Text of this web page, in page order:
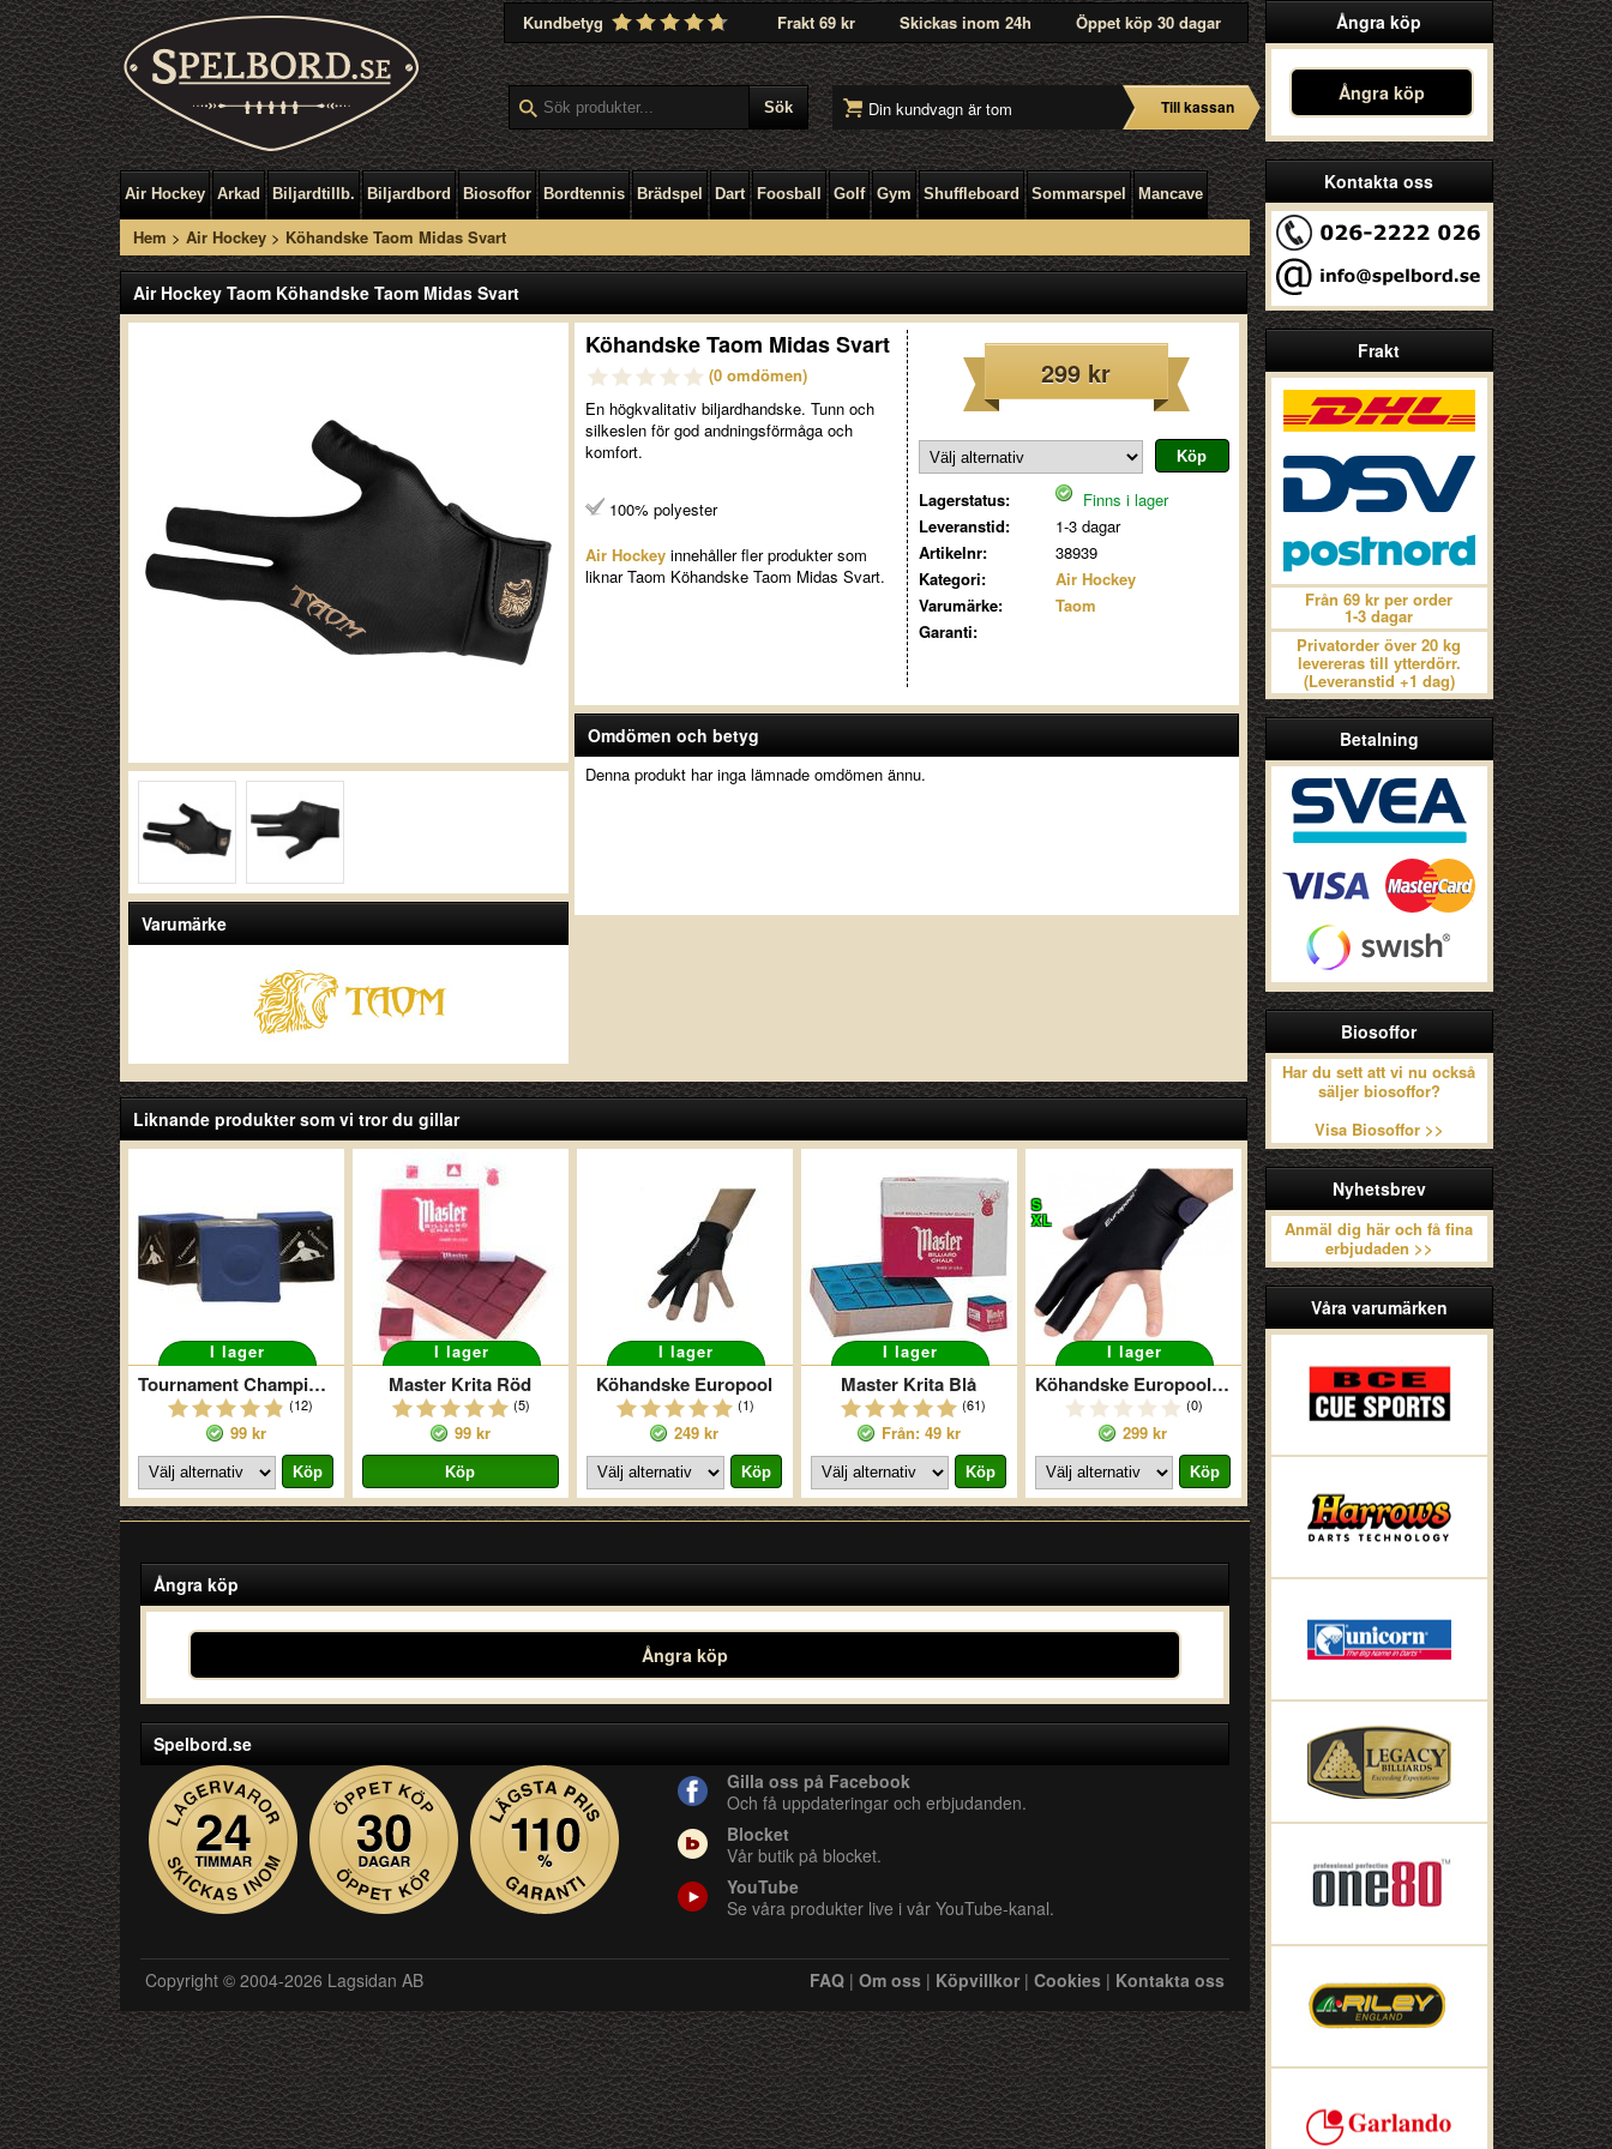
Kundbetyg Frakt 69 kr Skickas inom 24h Öppet köp 30 dagar
Din kundvagn är tom Till kassan
Air Hockey Arkad Biljardtillb. Biljardbord Biosoffor Bordtennis Brädspel Dart Foosball Golf Gym Shuffleboard Sommarspel Mancave
Hem > Air Hockey> Köhandske Taom Midas Svart
Ångra köp
Ångra köp
Kontakta oss
Frakt
Från 69 kr per order
1-3 dagar
Privatorder över 20 kg
levereras till ytterdörr.
(Leveranstid +1 dag)
Betalning
Biosoffor
Har du sett att vi nu också
säljer biosoffor?
Visa Biosoffor >>
Nyhetsbrev
Anmäl dig här och få fina
erbjudaden >>
Våra varumärken
Air Hockey Taom Köhandske Taom Midas Svart
Varumärke
299 kr
Lagerstatus:
Finns i lager
Leveranstid:
1-3 dagar
Artikelnr:
38939
Kategori:
Air Hockey
Varumärke:
Taom
Garanti:
Köhandske Taom Midas Svart
(0 omdömen)
En högkvalitativ biljardhandske. Tunn och
silkeslen för god andningsförmåga och
komfort.
100% polyester
Air Hockeyinnehåller fler produkter som
liknar Taom Köhandske Taom Midas Svart.
Omdömen och betyg
Denna produkt har inga lämnade omdömen ännu.
Liknande produkter som vi tror du gillar
I lager
Tournament Champion Krita 12-pack
(12)
99 kr
I lager
Master Krita Röd
(5)
99 kr
I lager
Köhandske Europool
(1)
249 kr
I lager
Master Krita Blå
(61)
Från: 49 kr
S
XL
I lager
Köhandske Europool 3 Höger
(0)
299 kr
Ångra köp
Ångra köp
Spelbord.se
Gilla oss på Facebook
Och få uppdateringar och erbjudanden.
Blocket
Vår butik på blocket.
YouTube
Se våra produkter live i vår YouTube-kanal.
Copyright © 2004-2026 Lagsidan AB FAQ| Om oss| Köpvillkor| Cookies| Kontakta oss